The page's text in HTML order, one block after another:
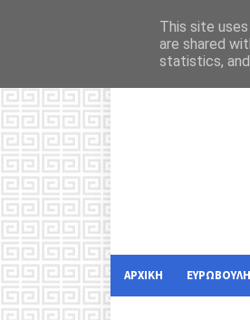
ΑΡΧΙΚΗ ΕΥΡΩΒΟΥΛΗ
This site
are shared
statistics,